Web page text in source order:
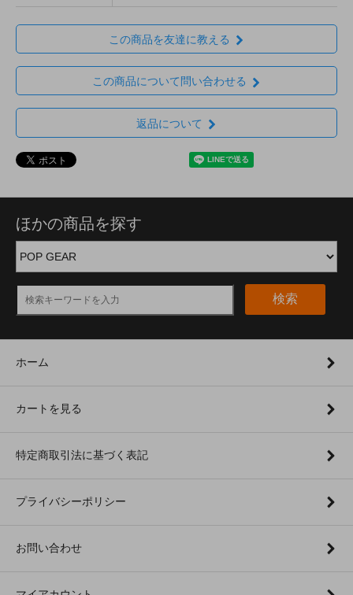
この商品を友達に教える
この商品について問い合わせる
返品について
ほかの商品を探す
検索
ホーム
カートを見る
特定商取引法に基づく表記
プライバシーポリシー
お問い合わせ